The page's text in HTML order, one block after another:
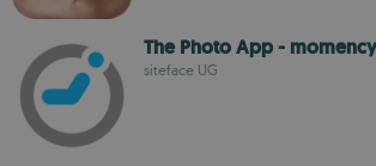
The Photo App - momency
siteface UG